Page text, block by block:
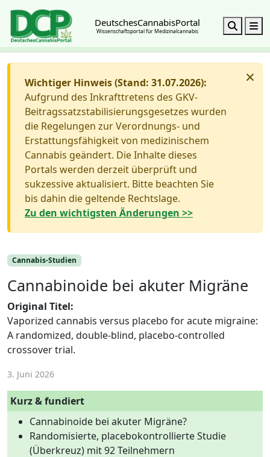
DeutschesCannabisPortal
Wissenschaftsportal für Medizinalcannabis Search
×
Wichtiger Hinweis (Stand: 31.07.2026):
Aufgrund des Inkrafttretens des GKV-
Beitragssatzstabilisierungsgesetzes wurden
die Regelungen zur Verordnungs- und
Erstattungsfähigkeit von medizinischem
Cannabis geändert. Die Inhalte dieses
Portals werden derzeit überprüft und
sukzessive aktualisiert. Bitte beachten Sie
bis dahin die geltende Rechtslage.
Zu den wichtigsten Änderungen >>
Cannabis-Studien
Cannabinoide bei akuter Migräne
Original Titel:
Vaporized cannabis versus placebo for acute migraine:
A randomized, double-blind, placebo-controlled
crossover trial.
3. Juni 2026
Kurz & fundiert
Cannabinoide bei akuter Migräne?
Randomisierte, placebokontrollierte Studie
(Überkreuz) mit 92 Teilnehmern